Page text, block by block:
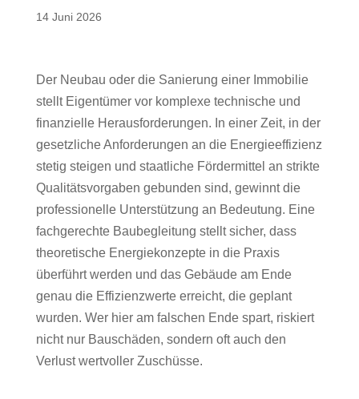
14 Juni 2026
Der Neubau oder die Sanierung einer Immobilie
stellt Eigentümer vor komplexe technische und
finanzielle Herausforderungen. In einer Zeit, in der
gesetzliche Anforderungen an die Energieeffizienz
stetig steigen und staatliche Fördermittel an strikte
Qualitätsvorgaben gebunden sind, gewinnt die
professionelle Unterstützung an Bedeutung. Eine
fachgerechte Baubegleitung stellt sicher, dass
theoretische Energiekonzepte in die Praxis
überführt werden und das Gebäude am Ende
genau die Effizienzwerte erreicht, die geplant
wurden. Wer hier am falschen Ende spart, riskiert
nicht nur Bauschäden, sondern oft auch den
Verlust wertvoller Zuschüsse.